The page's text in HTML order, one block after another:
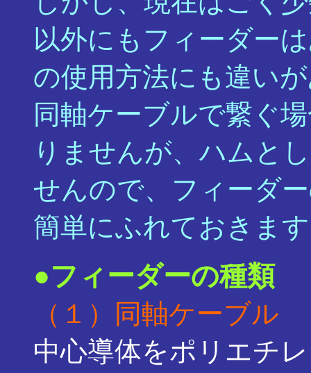
以外にもフィーダー
の使用方法にも違い
同軸ケーブルで繋ぐ
りませんが、ハムと
せんので、フィーダ
簡単にふれておきま
●フィーダーの種類
（１）同軸ケーブル
中心導体をポリエチ